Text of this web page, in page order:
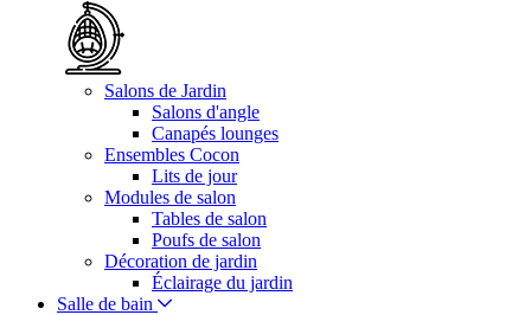
Salons de Jardin
Salons d'angle
Canapés lounges
Ensembles Cocon
Lits de jour
Modules de salon
Tables de salon
Poufs de salon
Décoration de jardin
Éclairage du jardin
Salle de bain